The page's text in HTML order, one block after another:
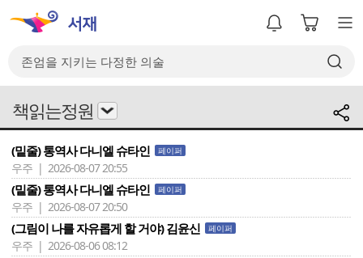
책읽는정원
(밑줄) 통역사 다니엘 슈타인 페이퍼
우주 | 2026-08-07 20:55
(밑줄) 통역사 다니엘 슈타인 페이퍼
우주 | 2026-08-07 20:50
(그림이 나를 자유롭게 할 거야) 김윤신 페이퍼
우주 | 2026-08-06 08:12